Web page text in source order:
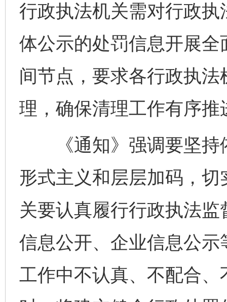
行政执法机关需对行政
体公示的处罚信息开展
间节点，要求各行政执
理，确保清理工作有序推
《通知》强调要坚持
形式主义和层层加码，
关要认真履行行政执法
信息公开、企业信息公
工作中不认真、不配合
完善运行机制助力责任有效落实